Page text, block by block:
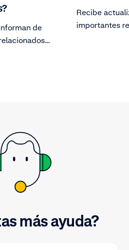
de
Recibe
importantes
más ayuda?